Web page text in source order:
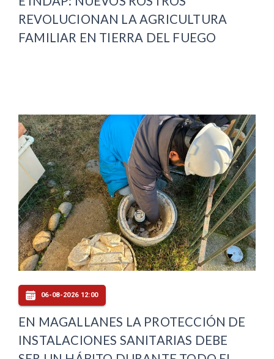
REVOLUCIONAN LA AGRICULTURA
FAMILIAR EN TIERRA DEL FUEGO
06-08-2026 12:00
EN MAGALLANES LA PROTECCIÓN DE
INSTALACIONES SANITARIAS DEBE